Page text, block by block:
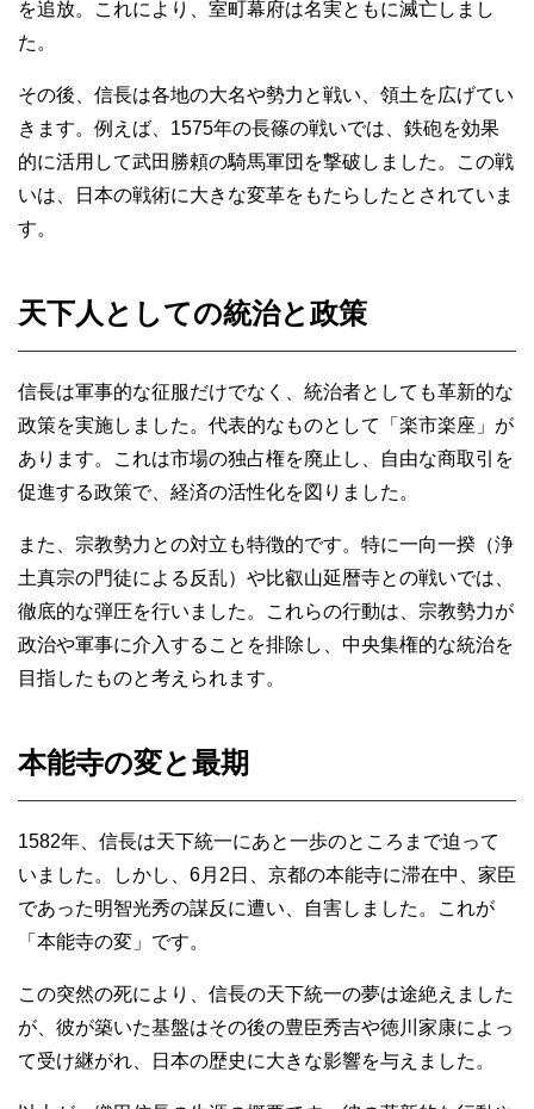
を追放。これにより、室町幕府は名実ともに滅亡しまし
た。
その後、信長は各地の大名や勢力と戦い、領土を広げてい
きます。例えば、1575年の長篠の戦いでは、鉄砲を効果
的に活用して武田勝頼の騎馬軍団を撃破しました。この戦
いは、日本の戦術に大きな変革をもたらしたとされていま
す。
天下人としての統治と政策
信長は軍事的な征服だけでなく、統治者としても革新的な
政策を実施しました。代表的なものとして「楽市楽座」が
あります。これは市場の独占権を廃止し、自由な商取引を
促進する政策で、経済の活性化を図りました。
また、宗教勢力との対立も特徴的です。特に一向一揆（浄
土真宗の門徒による反乱）や比叡山延暦寺との戦いでは、
徹底的な弾圧を行いました。これらの行動は、宗教勢力が
政治や軍事に介入することを排除し、中央集権的な統治を
目指したものと考えられます。
本能寺の変と最期
1582年、信長は天下統一にあと一歩のところまで迫って
いました。しかし、6月2日、京都の本能寺に滞在中、家臣
であった明智光秀の謀反に遭い、自害しました。これが
「本能寺の変」です。
この突然の死により、信長の天下統一の夢は途絶えました
が、彼が築いた基盤はその後の豊臣秀吉や徳川家康によっ
て受け継がれ、日本の歴史に大きな影響を与えました。